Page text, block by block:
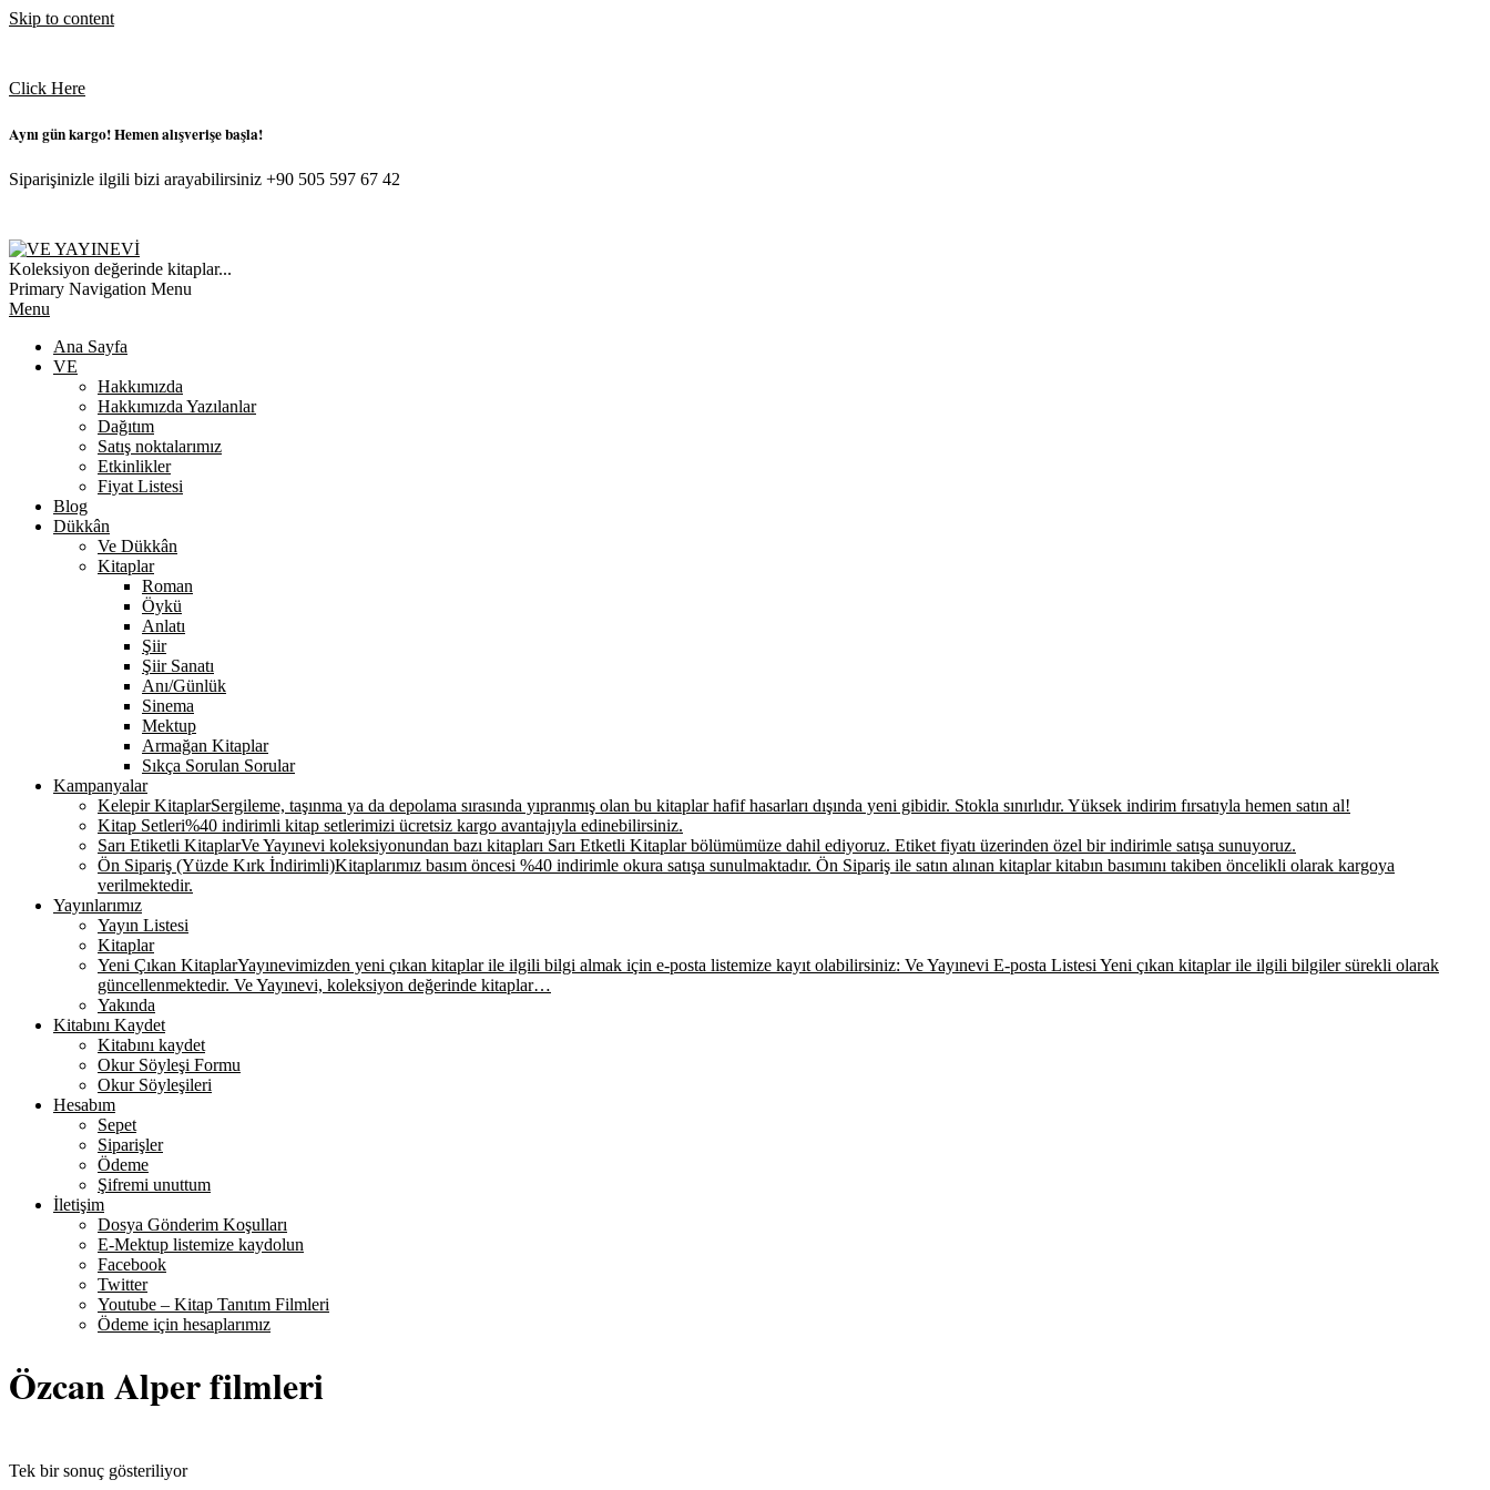
Skip to content
Click Here
Aynı gün kargo! Hemen alışverişe başla!
Siparişinizle ilgili bizi arayabilirsiniz +90 505 597 67 42
VE
YAYINEVI
Koleksiyon değerinde kitaplar...
Primary Navigation Menu
Menu
Ana Sayfa
VE
Hakkımızda
Hakkımızda Yazılanlar
Dağıtım
Satış noktalarımız
Etkinlikler
Fiyat Listesi
Blog
Dükkân
Ve Dükkân
Kitaplar
Roman
Öykü
Anlatı
Şiir
Şiir Sanatı
Anı/Günlük
Sinema
Mektup
Armağan Kitaplar
Sıkça Sorulan Sorular
Kampanyalar
Kelepir KitaplarSergileme, taşınma ya da depolama sırasında yıpranmış olan bu kitaplar hafif hasarları dışında yeni gibidir. Stokla sınırlıdır. Yüksek indirim fırsatıyla hemen satın al!
Kitap Setleri%40 indirimli kitap setlerimizi ücretsiz kargo avantajıyla edinebilirsiniz.
Sarı Etiketli KitaplarVe Yayınevi koleksiyonundan bazı kitapları Sarı Etketli Kitaplar bölümümüze dahil ediyoruz. Etiket fiyatı üzerinden özel bir indirimle satışa sunuyoruz.
Ön Sipariş (Yüzde Kırk İndirimli)Kitaplarımız basım öncesi %40 indirimle okura satışa sunulmaktadır. Ön Sipariş ile satın alınan kitaplar kitabın basımını takiben öncelikli olarak kargoya
verilmektedir.
Yayınlarımız
Yayın Listesi
Kitaplar
Yeni Çıkan KitaplarYayınevimizden yeni çıkan kitaplar ile ilgili bilgi almak için e-posta listemize kayıt olabilirsiniz: Ve Yayınevi E-posta Listesi Yeni çıkan kitaplar ile ilgili bilgiler sürekli olarak
güncellenmektedir. Ve Yayınevi, koleksiyon değerinde kitaplar…
Yakında
Kitabını Kaydet
Kitabını kaydet
Okur Söyleşi Formu
Okur Söyleşileri
Hesabım
Sepet
Siparişler
Ödeme
Şifremi unuttum
İletişim
Dosya Gönderim Koşulları
E-Mektup listemize kaydolun
Facebook
Twitter
Youtube – Kitap Tanıtım Filmleri
Ödeme için hesaplarımız
Özcan Alper filmleri
Tek bir sonuç gösteriliyor